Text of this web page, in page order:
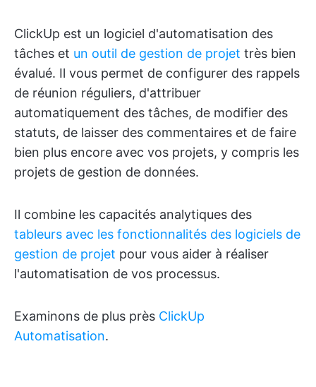
ClickUp est un logiciel d'automatisation des
tâches et un outil de gestion de projet très bien
évalué. Il vous permet de configurer des rappels
de réunion réguliers, d'attribuer
automatiquement des tâches, de modifier des
statuts, de laisser des commentaires et de faire
bien plus encore avec vos projets, y compris les
projets de gestion de données.
Il combine les capacités analytiques des
tableurs avec les fonctionnalités des logiciels de
gestion de projet pour vous aider à réaliser
l'automatisation de vos processus.
Examinons de plus près ClickUp
Automatisation.